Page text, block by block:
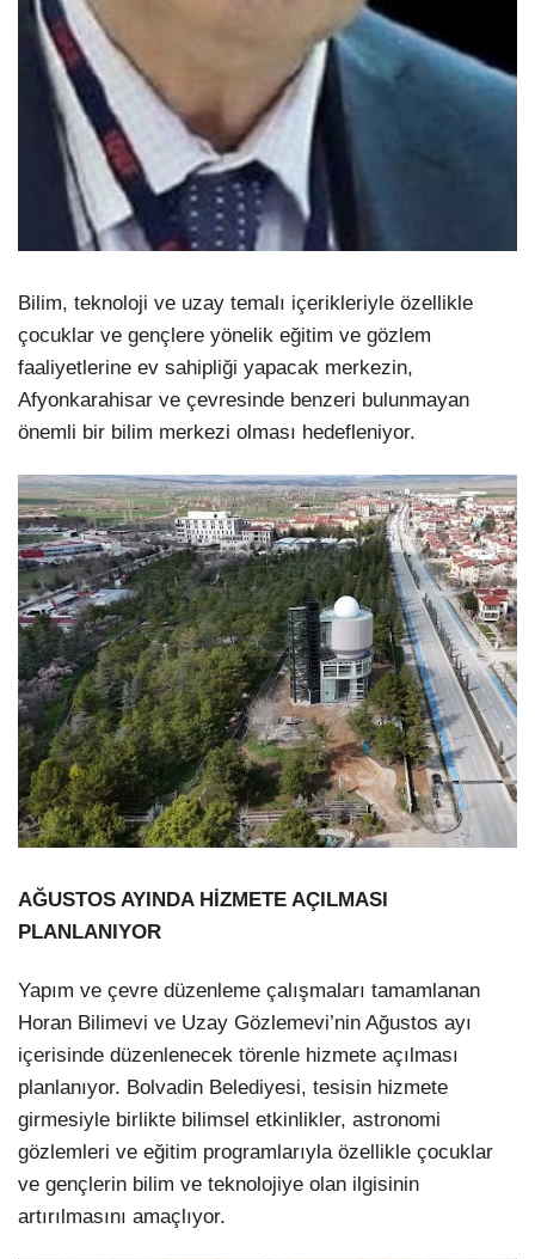
Bilim, teknoloji ve uzay temalı içerikleriyle özellikle
çocuklar ve gençlere yönelik eğitim ve gözlem
faaliyetlerine ev sahipliği yapacak merkezin,
Afyonkarahisar ve çevresinde benzeri bulunmayan
önemli bir bilim merkezi olması hedefleniyor.
AĞUSTOS AYINDA HİZMETE AÇILMASI
PLANLANIYOR
Yapım ve çevre düzenleme çalışmaları tamamlanan
Horan Bilimevi ve Uzay Gözlemevi’nin Ağustos ayı
içerisinde düzenlenecek törenle hizmete açılması
planlanıyor. Bolvadin Belediyesi, tesisin hizmete
girmesiyle birlikte bilimsel etkinlikler, astronomi
gözlemleri ve eğitim programlarıyla özellikle çocuklar
ve gençlerin bilim ve teknolojiye olan ilgisinin
artırılmasını amaçlıyor.